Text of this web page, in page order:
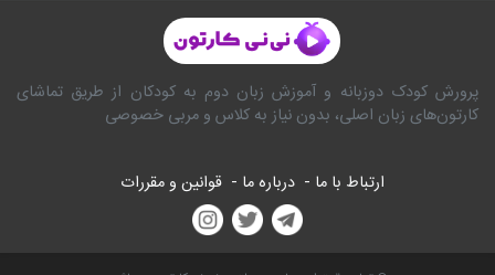
پرورش کودک دوزبانه و آموزش زبان دوم به کودکان از طریق تماشای
کارتون‌های زبان اصلی، بدون نیاز به کلاس و مربی خصوصی
ارتباط با ما - درباره ما - قوانین و مقررات